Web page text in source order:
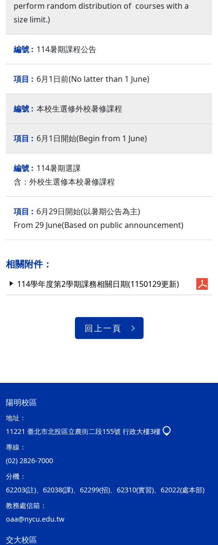
perform random distribution of courses with a
size limit.)
114暑期課程公告
6月1日前(No latter than 1 June)
本校生選修外校暑修課程
6月1日開始(Begin from 1 June)
114暑期選課
含：外校生選修本校暑修課程
6月29日開始(以暑期公告為主)
From 29 June(Based on public announcement)
相關附件：
114學年度第2學期課務相關日期(1150129更新)
回上一頁
陽明校區
地址：
11221 臺北市北投區立農街二段155號 行政大樓3樓
專線：
(02) 2826-7000
分機：
62203(註)、62038(課)、62299(招)、62310(實習)、62022(處本部)
教務處信箱：
oaa@nycu.edu.tw
交大校區